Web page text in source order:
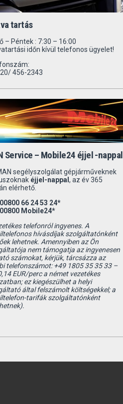
tartás
– Péntek : 7:30 – 16:00
időn kívül telefonos ügyelet!
456-2343
Service – Mobile24 éjjel -nappal
segélyszolgálat gépjárműveknek
éjjel-nappal , az év 365
elérhető.
00800 66 24 53 24*
00800 Mobile24*
telefonról ingyenes. A
hívásdíjak szolgáltatónként
lehetnek. Amennyiben az Ön
nem támogatja az ingyenesen
számokat, kérjük, tárcsázza az
telefonszámot: +49 1805 35 35 33 –
EUR/perc a német vezetékes
ez kiegészülhet a helyi
által felszámolt költségekkel; a
tarifák szolgáltatónként